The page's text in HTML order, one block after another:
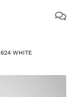
624 WHITE